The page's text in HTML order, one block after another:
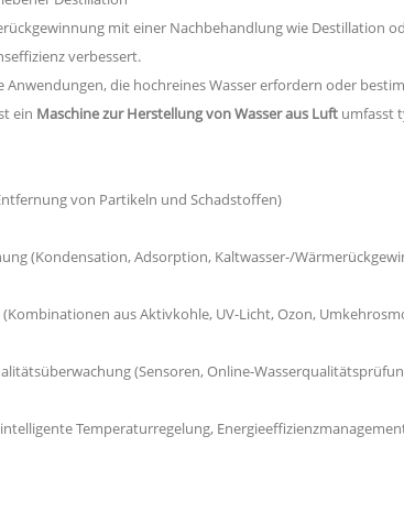
mit einer Nachbehandlung wie Destillation
verbessert.
die hochreines Wasser erfordern oder
ein Maschine zur Herstellung von Wasser aus Luft umfasst
von Partikeln und Schadstoffen)
(Kondensation, Adsorption, Kaltwasser-/
aus Aktivkohle, UV-Licht, Ozon,
(Sensoren, Online-
Temperaturregelung,